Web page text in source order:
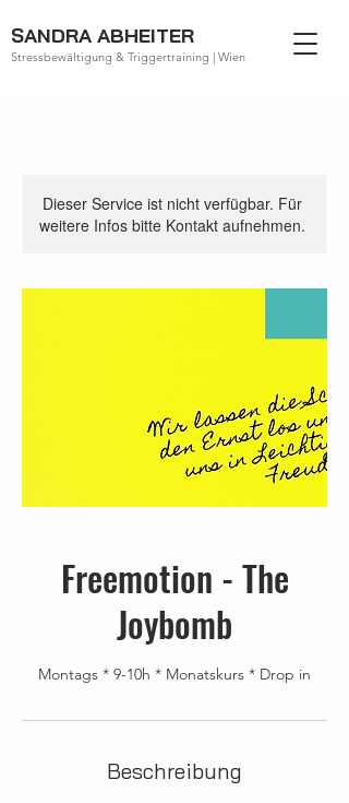
SANDRA ABHEITER
Stressbewältigung & Triggertraining | Wien
Dieser Service ist nicht verfügbar. Für
weitere Infos bitte Kontakt aufnehmen.
Freemotion - The
Joybomb
Montags * 9-10h * Monatskurs * Drop in
Beschreibung